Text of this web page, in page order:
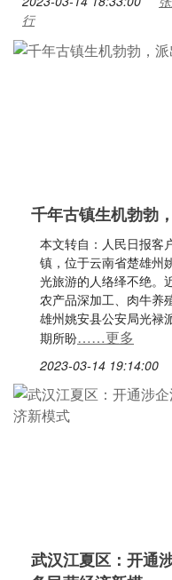
行
千年古镇生机勃勃
本文转自：人民日报客
镇，位于云南省楚雄州
光旅游的人络绎不绝。
农产品深加工、肉牛养
雄州姚安县公安局光禄
期所盼……更多
2023-03-14 19:14:00
武汉江夏区：开通